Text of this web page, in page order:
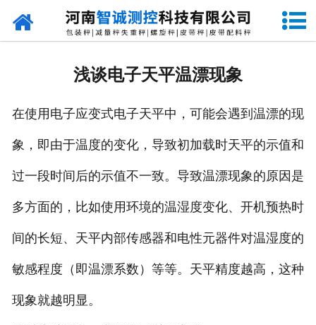
网站首页
设备原理
企业视频
联系我们
浅谈电子天平温漂现象
在使用电子应变式电子天平中，可能会遇到温漂的现
象，即由于温度的变化，导致初加载时天平的示值和
过一段时间后的示值不一致。导致温漂现象的原因是
多方面的，比如使用环境的温湿度变化、开机预热时
间的长短、天平内部传感器和电性元器件对温湿度的
敏感程度（即温漂系数）等等。天平精度越高，这种
现象就越明显。